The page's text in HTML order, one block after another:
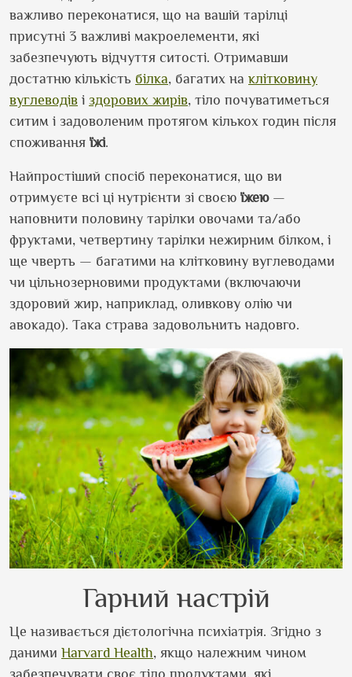
важливо переконатися, що на вашій тарілці
присутні 3 важливі макроелементи, які
забезпечують відчуття ситості. Отримавши
достатню кількість білка, багатих на клітковину
вуглеводів і здорових жирів, тіло почуватиметься
ситим і задоволеним протягом кількох годин після
споживання їжі.
Найпростіший спосіб переконатися, що ви
отримуєте всі ці нутрієнти зі своєю їжею—
наповнити половину тарілки овочами та/або
фруктами, четвертину тарілки нежирним білком, і
ще чверть — багатими на клітковину вуглеводами
чи цільнозерновими продуктами (включаючи
здоровий жир, наприклад, оливкову олію чи
авокадо). Така страва задовольнить надовго.
Гарний настрій
Це називається дієтологічна психіатрія. Згідно з
даними Harvard Health, якщо належним чином
забезпечувати своє тіло продуктами, які